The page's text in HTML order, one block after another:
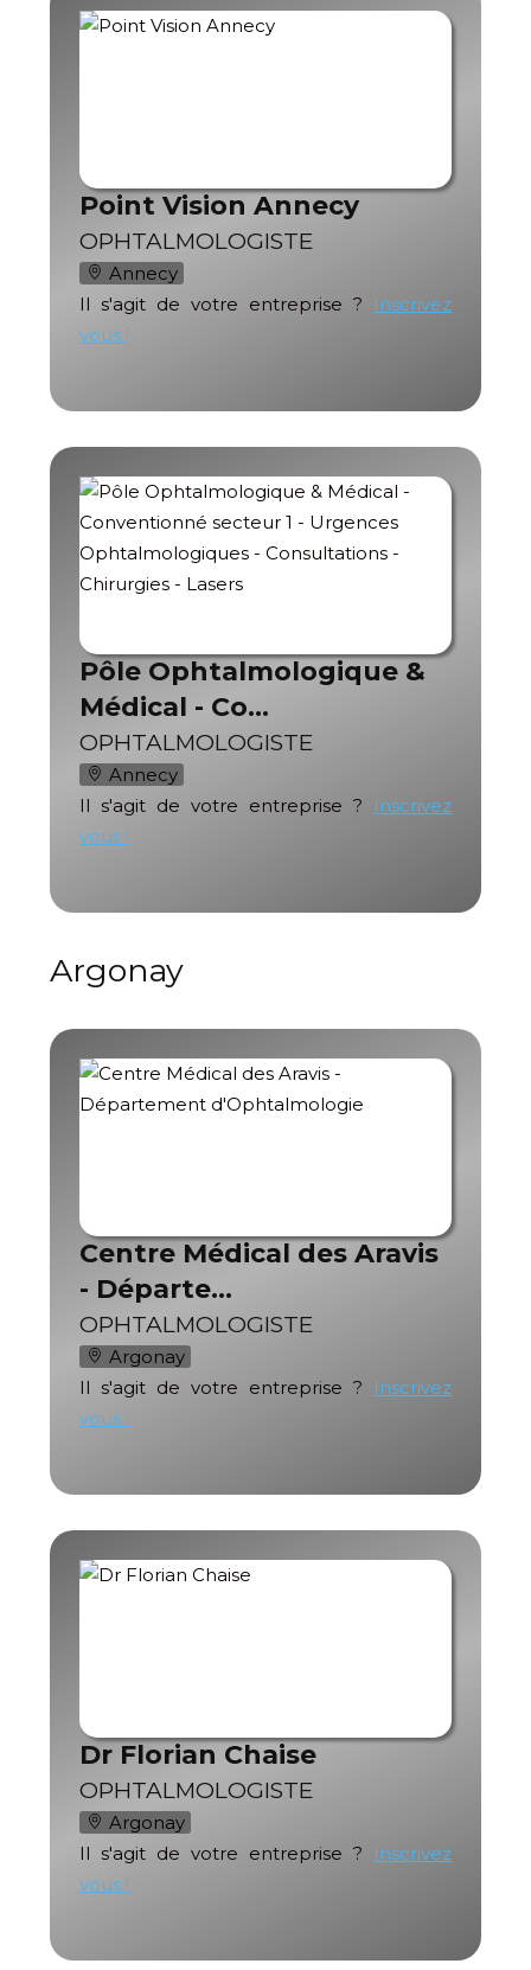
Point Vision Annecy
OPHTALMOLOGISTE
Annecy
Il s'agit de votre entreprise ?
Inscrivez
vous !
Pôle Ophtalmologique &
Médical - Co…
OPHTALMOLOGISTE
Annecy
Il s'agit de votre entreprise ?
Inscrivez
vous !
Argonay
Centre Médical des Aravis
- Départe…
OPHTALMOLOGISTE
Argonay
Il s'agit de votre entreprise ?
Inscrivez
vous !
Dr Florian Chaise
OPHTALMOLOGISTE
Argonay
Il s'agit de votre entreprise ?
Inscrivez
vous !